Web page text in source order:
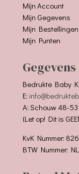
Mijn Account
Mijn Gegevens
Mijn Bestellingen
Mijn Punten
Gegevens
Bedrukte Baby
E:
A: Schouw 48-
(Let op! Dit is
KvK Nummer:
BTW Nummer: